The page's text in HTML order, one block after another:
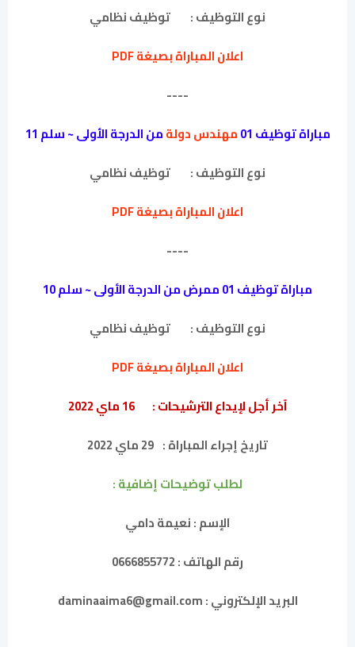
نوع التوظيف :
توظيف نظامي
اعلان المباراة بصيغة PDF
----
مباراة توظيف 01
مهندس دولةمن الدرجة الأولى ~ سلم 11
نوع التوظيف :
توظيف نظامي
اعلان المباراة بصيغة PDF
----
مباراة توظيف 01 ممرض من الدرجة الأولى ~ سلم 10
نوع التوظيف :
توظيف نظامي
اعلان المباراة بصيغة PDF
آخر أجل لإيداع الترشيحات :
16 ماي 2022
تاريخ إجراء المباراة : 29 ماي 2022
لطلب توضيحات إضافية :
الإسم : نعيمة دامي
رقم الهاتف : 0666855772
البريد الإلكتروني : daminaaima6@gmail.com